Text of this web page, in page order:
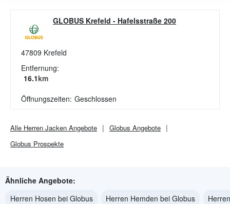
GLOBUS Krefeld - Hafelsstraße 200
47809 Krefeld
Entfernung:
16.1km
Öffnungszeiten: Geschlossen
Alle Herren Jacken Angebote Globus Angebote
Globus Prospekte
Ähnliche Angebote:
Herren Hosen bei Globus
Herren Hemden bei Globus